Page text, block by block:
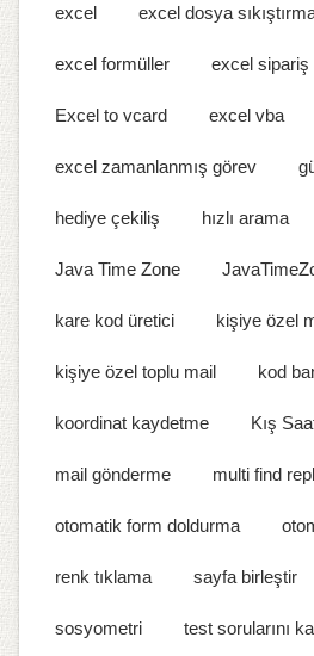
excel excel dosya
excel formüller excel sipariş
Excel to vcard excel vba
excel zamanlanmış görev
hediye çekiliş hızlı arama
Java Time Zone
kare kod üretici kişiye özel
kişiye özel toplu mail kod
koordinat kaydetme Kış
mail gönderme multi find
otomatik form doldurma
renk tıklama sayfa birleştir
sosyometri test sorularını